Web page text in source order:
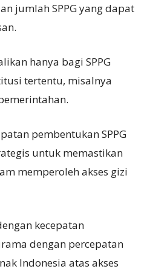
jumlah SPPG yang dapat
hanya bagi SPPG
tertentu, misalnya
pembentukan SPPG
untuk memastikan
memperoleh akses gizi
kecepatan
dengan percepatan
Indonesia atas akses